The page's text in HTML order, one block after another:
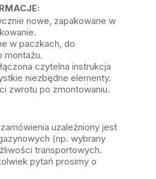
nowe, zapakowane w
w paczkach, do
montażu.
czytelna instrukcja
niezbędne elementy.
zwrotu po zmontowaniu.
uzależniony jest
(np. wybrany
transportowych.
pytań prosimy o